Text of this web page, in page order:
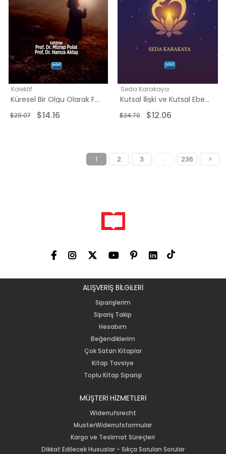
Kolektif
Küresel Bir Olgu Olarak Filistin Meselesi
$14.16
$29.07
Seda Karakaya
Kutsal İlişki ve Kutsal Ebeveynlik
$12.06
$24.70
1 2 3 ... 236 >
ALIŞVERİŞ BİLGiLERİ
Siparişlerim
Sipariş Takip
Hesabım
Beğendiklerim
Çok Satan Kitaplar
Kitap Tavsiye
Toplu Kitap Siparişi
MÜŞTERİ HİZMETLERİ
Widerrufsrecht
MusterWiderrufsformular
Kargo ve Teslimat Süreçleri
Dikkat Edilecek Hususlar - Sıkça Sorulan Sorular